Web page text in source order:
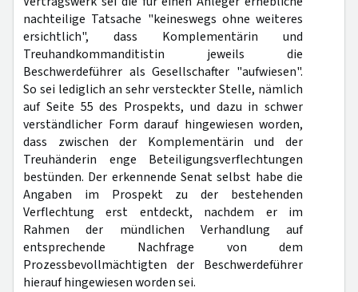
nachteilige Tatsache "keineswegs ohne weiteres
ersichtlich", dass Komplementärin und
Treuhandkommanditistin jeweils die
Beschwerdeführer als Gesellschafter "aufwiesen".
So sei lediglich an sehr versteckter Stelle, nämlich
auf Seite 55 des Prospekts, und dazu in schwer
verständlicher Form darauf hingewiesen worden,
dass zwischen der Komplementärin und der
Treuhänderin enge Beteiligungsverflechtungen
bestünden. Der erkennende Senat selbst habe die
Angaben im Prospekt zu der bestehenden
Verflechtung erst entdeckt, nachdem er im
Rahmen der mündlichen Verhandlung auf
entsprechende Nachfrage von dem
Prozessbevollmächtigten der Beschwerdeführer
hierauf hingewiesen worden sei.